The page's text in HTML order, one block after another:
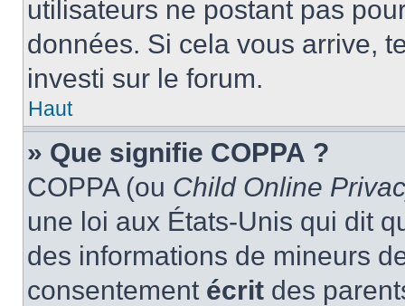
utilisateurs ne postant pas
données. Si cela vous arrive,
investi sur le forum.
Haut
» Que signifie COPPA ?
COPPA (ou Child Online
une loi aux États-Unis qui dit
des informations de mineurs
consentement écrit des